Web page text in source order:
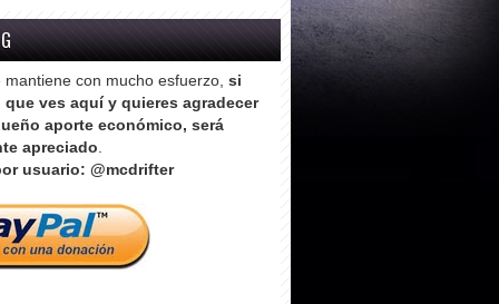
mantiene con mucho esfuerzo, si
ves aquí y quieres agradecer
aporte económico, será
apreciado.
usuario: @mcdrifter